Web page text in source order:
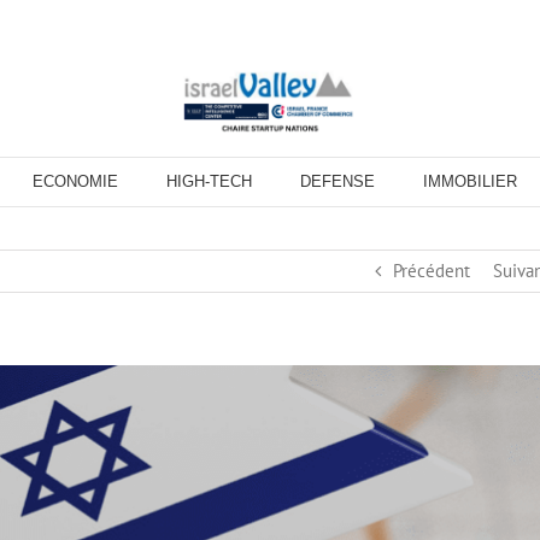
ECONOMIE HIGH-TECH DEFENSE IMMOBILIER
Précédent